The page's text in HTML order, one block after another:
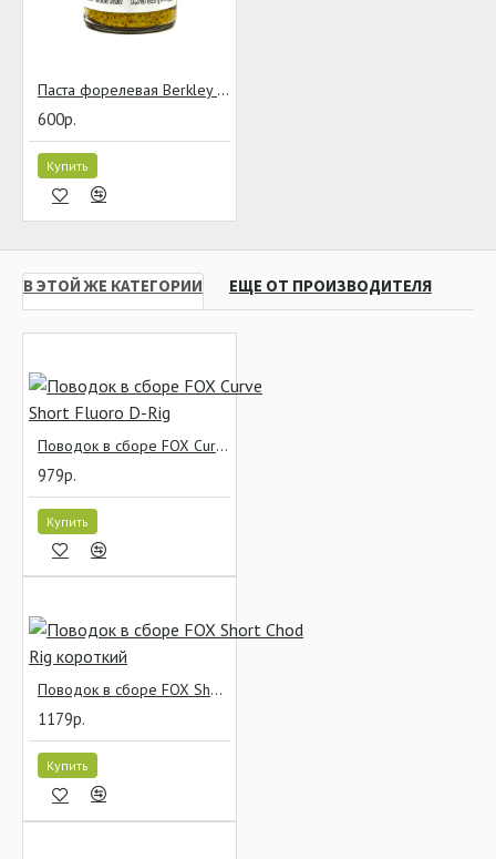
Паста форелевая Berkley PowerBait Natural Scent Banana Boost
600р.
Купить
В ЭТОЙ ЖЕ КАТЕГОРИИ ЕЩЕ ОТ ПРОИЗВОДИТЕЛЯ
Поводок в сборе FOX Curve Short Fluoro D-Rig
979р.
Купить
Поводок в сборе FOX Short Chod Rig короткий
1179р.
Купить